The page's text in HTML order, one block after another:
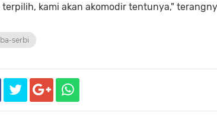
terpilih, kami akan akomodir tentunya,"
serbi